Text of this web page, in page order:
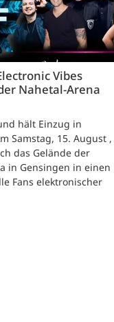
Vibes
Nahetal-Arena
hält Einzug in
Samstag, 15. August ,
das Gelände der
in Gensingen in einen
Fans elektronischer